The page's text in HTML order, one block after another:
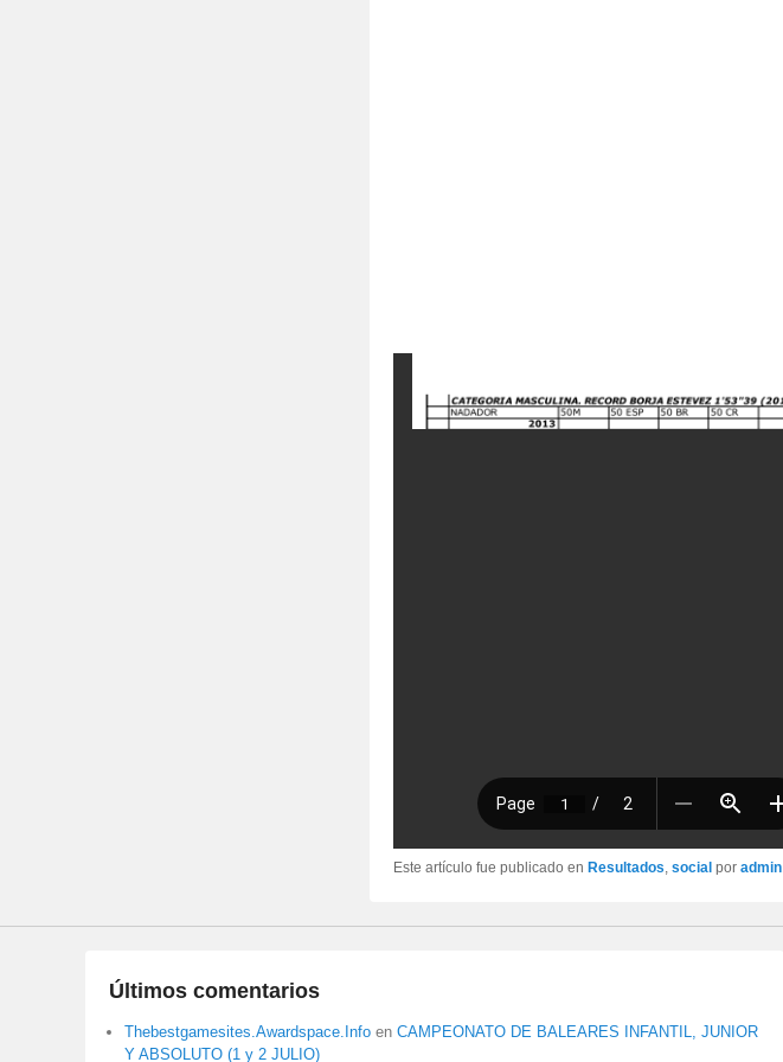
Este artículo fue publicado en Resultados social por admin
Últimos comentarios
Thebestgamesites.Awardspace.Info en CAMPEONATO DE BALEARES INFANTIL, JUNIOR
Y ABSOLUTO (1 y 2 JULIO)